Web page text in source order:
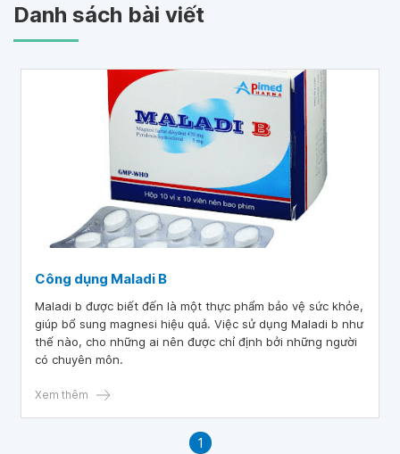
Danh sách bài viết
Công dụng Maladi B
Maladi b được biết đến là một thực phẩm bảo vệ sức khỏe,
giúp bổ sung magnesi hiệu quả. Việc sử dụng Maladi b như
thế nào, cho những ai nên được chỉ định bởi những người
có chuyên môn.
Xem thêm
1